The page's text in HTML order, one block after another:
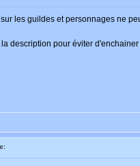
les guildes et personnages ne
description pour éviter